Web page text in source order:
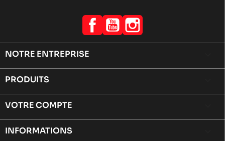
Facebook
YouTube
NOTRE ENTREPRISE
PRODUITS
VOTRE COMPTE
INFORMATIONS